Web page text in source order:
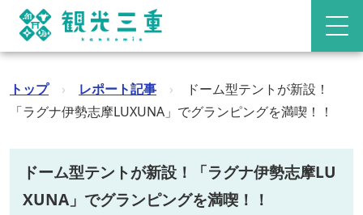
トップ › レポート記事 ›
ドーム型テントが新設！
「ラグナ伊勢志摩LUXUNA」でグランピングを満喫！！
ドーム型テントが新設！「ラグナ伊勢志摩LU
XUNA」でグランピングを満喫！！